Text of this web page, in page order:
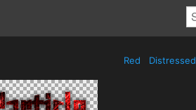
Red Distressed